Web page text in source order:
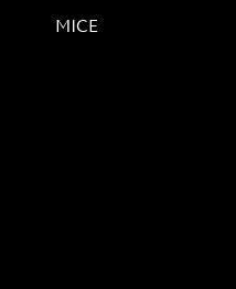
MICE